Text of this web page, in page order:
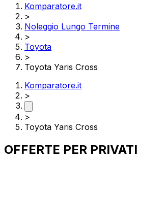
Komparatore.it
>
Noleggio Lungo Termine
>
Toyota
>
Toyota Yaris Cross
Komparatore.it
>
>
Toyota Yaris Cross
OFFERTE PER PRIVATI